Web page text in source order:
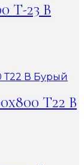
Т-23 В
Т22 В